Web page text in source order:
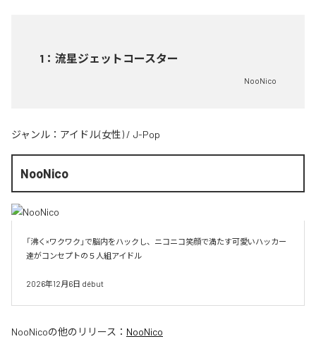
1 ： 流星ジェットコースター
NooNico
ジャンル： アイドル(女性) / J-Pop
NooNico
「沸く×ワクワク」で脳内をハックし、ニコニコ笑顔で満たす可愛いハッカー
達がコンセプトの５人組アイドル
2026年12月6日 début
NooNicoの他のリリース： NooNico